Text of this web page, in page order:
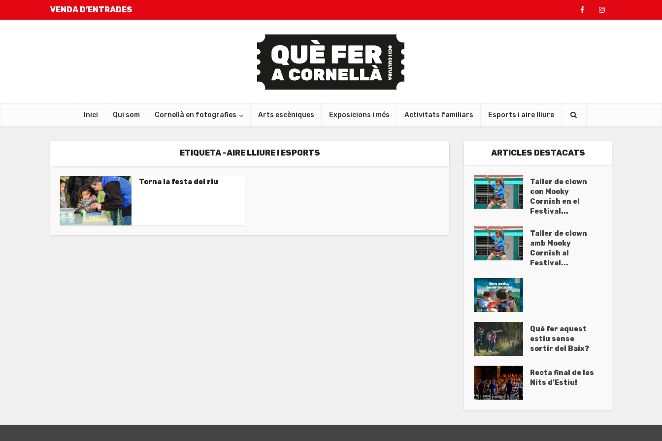
VENDA D’ENTRADES
Inici Qui som Cornellà en fotografies Arts escèniques Exposicions i més Activitats familiars Esports i aire lliure
ETIQUETA -AIRE LLIURE I ESPORTS
Torna la festa del riu
ARTICLES DESTACATS
Taller de clown
con Mooky
Cornish en el
Festival...
Taller de clown
amb Mooky
Cornish al
Festival...
Què fer aquest
estiu sense
sortir del Baix?
Recta final de les
Nits d’Estiu!